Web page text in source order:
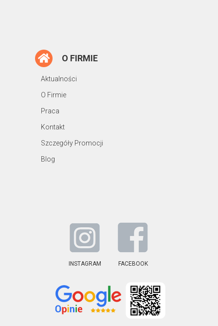
O FIRMIE
Aktualności
O Firmie
Praca
Kontakt
Szczegóły Promocji
Blog
INSTAGRAM FACEBOOK